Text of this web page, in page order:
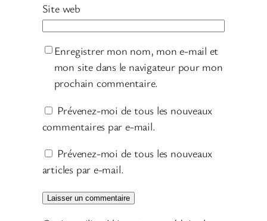
Site web
Enregistrer mon nom, mon e-mail et
mon site dans le navigateur pour mon
prochain commentaire.
Prévenez-moi de tous les nouveaux
commentaires par e-mail.
Prévenez-moi de tous les nouveaux
articles par e-mail.